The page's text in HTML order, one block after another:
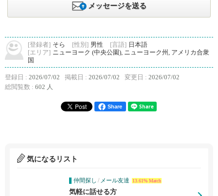
メッセージを送る
[登録者] そら [性別] 男性 [言語] 日本語
[エリア] ニューヨーク (中央公園), ニューヨーク州, アメリカ合衆
国
登録日 : 2026/07/02 掲載日 : 2026/07/02 変更日 : 2026/07/02
総閲覧数 : 602 人
Share
気になるリスト
仲間探し / メール友達 13.61% Match
気軽に話せる方